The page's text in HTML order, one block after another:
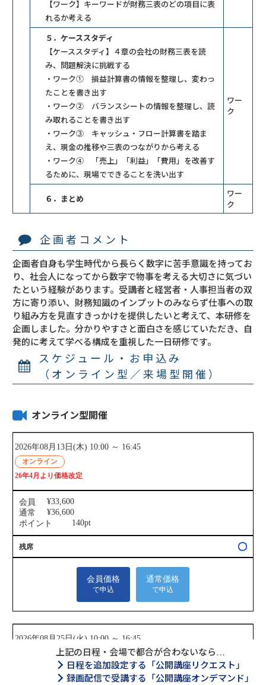
【ワーク】キーワードが財務三表のどの項目に表
れるか考える
５．ケーススタディ
【ケーススタディ】４章の会社の財務三表を読
み、問題解決に挑戦する
・ワーク① 損益計算書の情報を整理し、変わっ
たことを書き出す
・ワーク② バランスシートの情報を整理し、読
み取れることを書き出す
・ワーク③ キャッシュ・フロー計算書を踏ま
え、現金の推移や三表のつながりから考える
・ワーク④ 「売上」「利益」「費用」を改善す
るために、現場でできることを洗い出す
ワー
ク
６．まとめ
ワー
ク
企画者コメント
企画者自身も学生時代から長らく数字に苦手意識を持ってお
り、社会人になってから数字で物事を考える大切さに気づい
たという経験があります。受講者と経営者・人事担当者の双
方に寄り添い、財務知識のインプットのみならず仕事への取
り組み方を見直すきっかけを提供したいと考えて、本研修を
企画しました。分かりやすさと面白さを感じていただき、自
発的に考えて学べる構成を重視した一日研修です。
スケジュール・お申込み
（オンライン型／来場型開催）
オンライン型開催
上記の日程・会場で都合が合わないなら…
日程を追加設定する「公開講座リクエスト」
録画配信で受講する「公開講座オンデマンド」